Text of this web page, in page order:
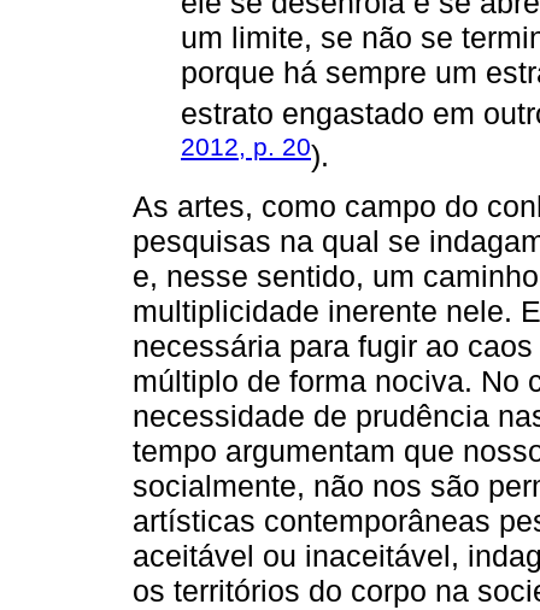
um limite, se não se
porque há sempre um
estrato engastado em
2012, p. 20).
As artes, como campo do
pesquisas na qual se
e, nesse sentido, um
multiplicidade inerente nele.
necessária para fugir ao
múltiplo de forma nociva. No
necessidade de prudência
tempo argumentam que
socialmente, não nos são
artísticas contemporâneas
aceitável ou inaceitável,
os territórios do corpo na